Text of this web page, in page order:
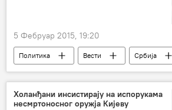
5 Фебруар 2015, 19:20
Политика Вести
Србија
Ратни злочини на простору бивше Југославије
законодавство
Хрватска
Холанђани инсистирају на испорукама
несмртоносног оружја Кијеву